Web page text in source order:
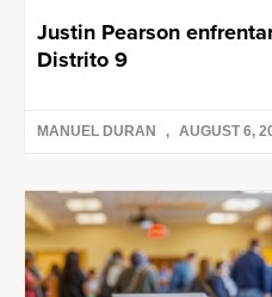
Justin Pearson
Distrito 9
MANUEL DURAN AUGUST 6,